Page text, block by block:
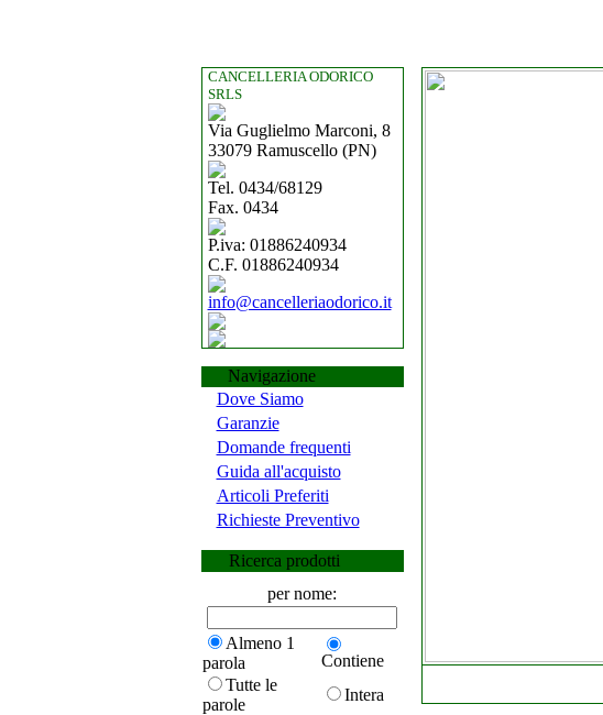
CANCELLERIA ODORICO
SRLS
Via Guglielmo Marconi, 8
33079 Ramuscello (PN)
Tel. 0434/68129
Fax. 0434
P.iva: 01886240934
C.F. 01886240934
info@cancelleriaodorico.it
Navigazione
Dove Siamo
Garanzie
Domande frequenti
Guida all'acquisto
Articoli Preferiti
Richieste Preventivo
Ricerca prodotti
per nome:
Almeno 1
parola
Contiene
Tutte le
parole
Intera